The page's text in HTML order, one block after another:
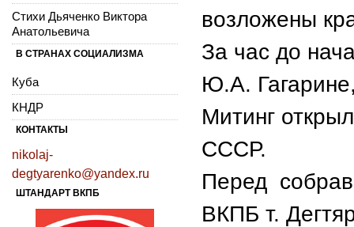
возложены
За час до
Ю.А.
Митинг
СССР.
Перед
ВКПБ т.
Стихи Дьяченко Виктора
Анатольевича
В СТРАНАХ СОЦИАЛИЗМА
Куба
КНДР
КОНТАКТЫ
nikolaj-
degtyarenko@yandex.ru
ШТАНДАРТ ВКПБ